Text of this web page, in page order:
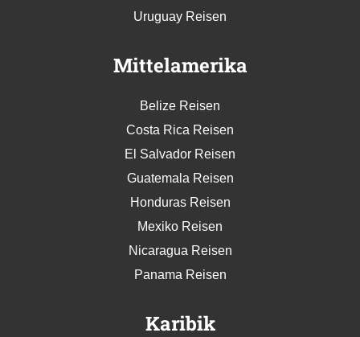
Uruguay Reisen
Mittelamerika
Belize Reisen
Costa Rica Reisen
El Salvador Reisen
Guatemala Reisen
Honduras Reisen
Mexiko Reisen
Nicaragua Reisen
Panama Reisen
Karibik